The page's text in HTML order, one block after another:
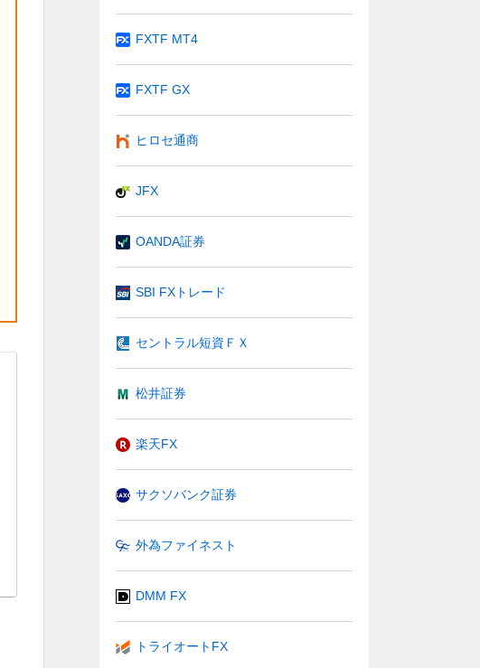
FXTF MT4
FXTF GX
ヒロセ通商
JFX
OANDA証券
SBI FXトレード
セントラル短資ＦＸ
松井証券
楽天FX
サクソバンク証券
外為ファイネスト
DMM FX
トライオートFX